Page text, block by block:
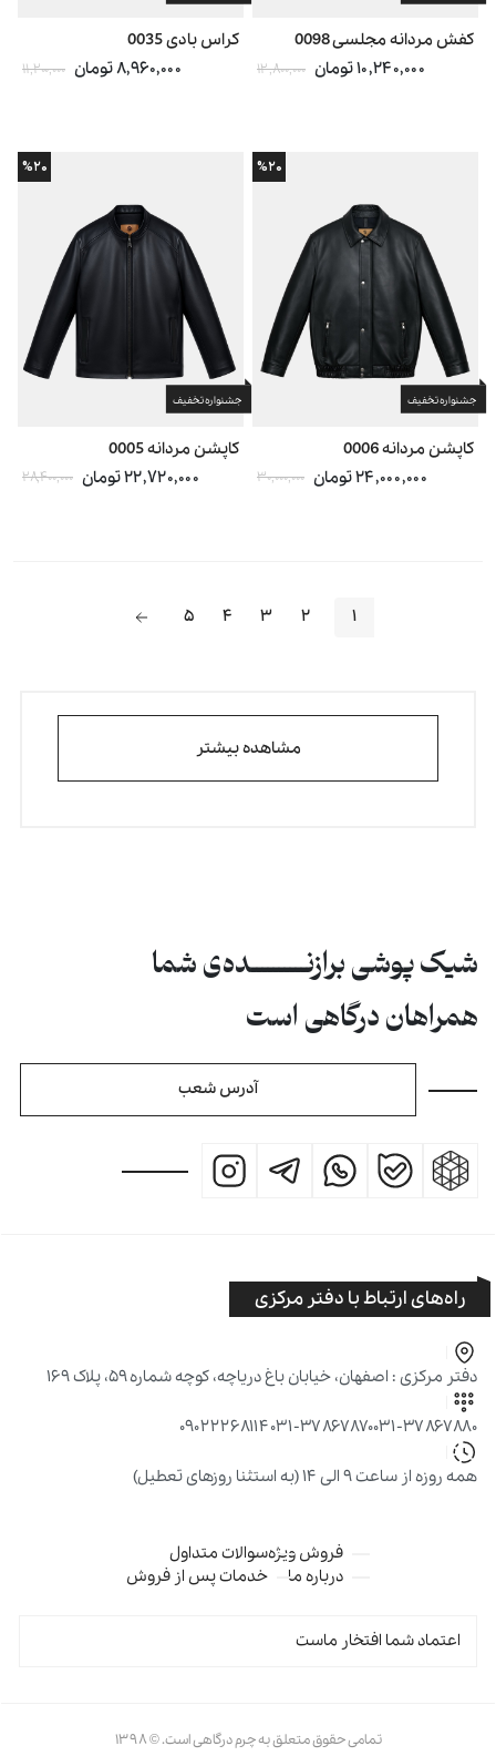
کفش مردانه مجلسی 0098
۱۲,۸۰۰,۰۰۰ ۱۰,۲۴۰,۰۰۰ تومان
کراس بادی 0035
۱۱,۲۰۰,۰۰۰ ۸,۹۶۰,۰۰۰ تومان
%۲۰
جشنواره تخفیف
کاپشن مردانه 0006
۳۰,۰۰۰,۰۰۰ ۲۴,۰۰۰,۰۰۰ تومان
%۲۰
جشنواره تخفیف
کاپشن مردانه 0005
۲۸,۴۰۰,۰۰۰ ۲۲,۷۲۰,۰۰۰ تومان
۱ ۲ ۳ ۴ ۵
مشاهده بیشتر
شیک پوشی برازنــــــــــده‌ی شما
همراهان درگاهی است
آدرس شعب
راه‌های ارتباط با دفتر مرکزی
دفتر مرکزی : اصفهان، خیابان باغ دریاچه، کوچه شماره ۵۹، پلاک ۱۶۹
۰۳۱-۳۷۸۶۷۸۸۰۰۳۱-۳۷۸۶۷۸۷۰۰۹۰۲۲۲۶۸۱۱۴
همه روزه از ساعت ۹ الی ۱۴ (به استثنا روزهای تعطیل)
فروش ویژه
درباره ما
سوالات متداول
خدمات پس از فروش
اعتماد شما افتخار ماست
تمامی حقوق متعلق به چرم درگاهی است. © ۱۳۹۸